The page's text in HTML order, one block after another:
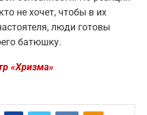
не хочет, чтобы в их
люди готовы
батюшку.
«Хризма»